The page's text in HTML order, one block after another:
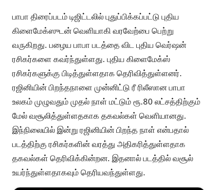
பாபா திரைப்படம் டிஜிட்டலில் புதுப்பிக்கப்பட்டு புதிய
கிளைமேக்ஸுடன் வெளியாகி வரவேற்பை பெற்று
வருகிறது. பழைய பாபா படத்தை விட புதிய வெர்ஷன்
ரசிகர்களை கவர்ந்துள்ளது. புதிய கிளைமேக்ஸ்
ரசிகர்களுக்கு பிடித்துள்ளதாக தெரிவித்துள்ளனர்.
ரஜினியின் பிறந்தநாளை முன்னிட்டு ரீ ரிலீஸான பாபா
உலகம் முழுவதும் முதல் நாள் மட்டும் ரூ.80 லட்சத்திற்கும்
மேல் வசூலித்துள்ளதகாக தகவல்கள் வெளியானது.
இந்நிலையில் இன்று ரஜினியின் பிறந்த நாள் என்பதால்
படத்திற்கு ரசிகர்களின் வரத்து அதிகரித்துள்ளதாக
தகவல்கள் தெரிவிக்கின்றன. இதனால் படத்தில் வசூல்
உயர்ந்துள்ளதாகவும் தெரியவந்துள்ளது.